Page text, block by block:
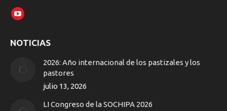
Encuéntranos en:
YouTube
opens
new
window
NOTICIAS
2026: Año internacional de los pastizales y los
pastores
julio 13, 2026
LI Congreso de la SOCHIPA 2026